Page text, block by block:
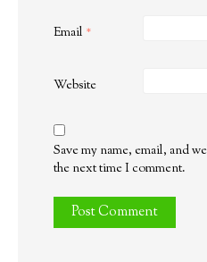
Email *
Website
Save my name, email, and
the next time I comment.